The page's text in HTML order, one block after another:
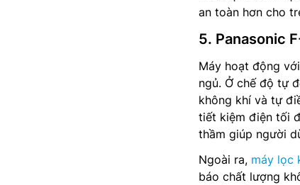
an toàn hơn cho
5. Panasonic
Máy hoạt động
ngủ. Ở chế độ tự
không khí và tự
tiết kiệm điện tối
thầm giúp người
Ngoài ra, máy lọc
báo chất lượng